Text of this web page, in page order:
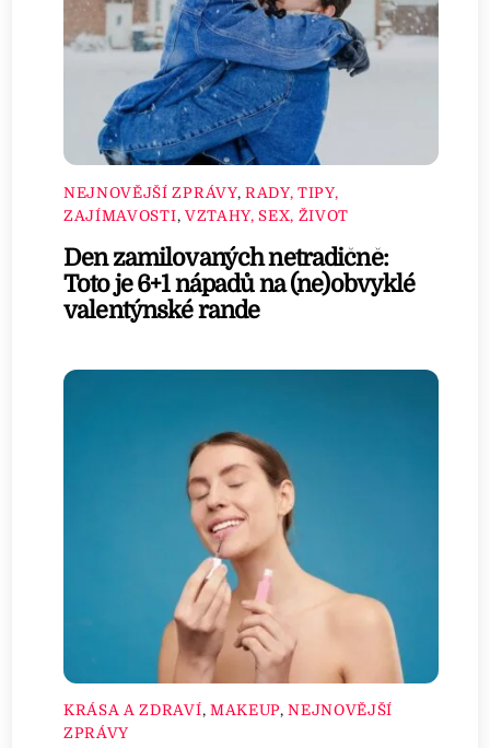
NEJNOVĚJŠÍ ZPRÁVY, RADY, TIPY,
ZAJÍMAVOSTI, VZTAHY, SEX, ŽIVOT
Den zamilovaných netradičně:
Toto je 6+1 nápadů na (ne)obvyklé
valentýnské rande
KRÁSA A ZDRAVÍ, MAKEUP,NEJNOVĚJŠÍ
ZPRÁVY